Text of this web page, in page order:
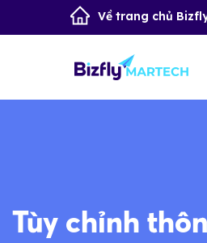
Về trang chủ
Tùy chỉnh